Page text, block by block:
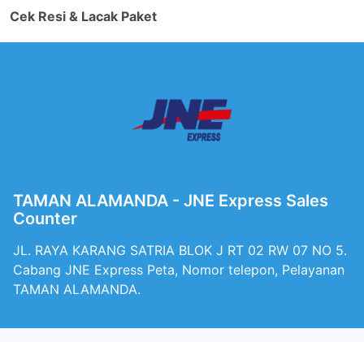
Cek Resi & Lacak Paket
TAMAN ALAMANDA - JNE Express Sales
Counter
JL. RAYA KARANG SATRIA BLOK J RT 02 RW 07 NO 5.
Cabang JNE Express Peta, Nomor telepon, Pelayanan
TAMAN ALAMANDA.